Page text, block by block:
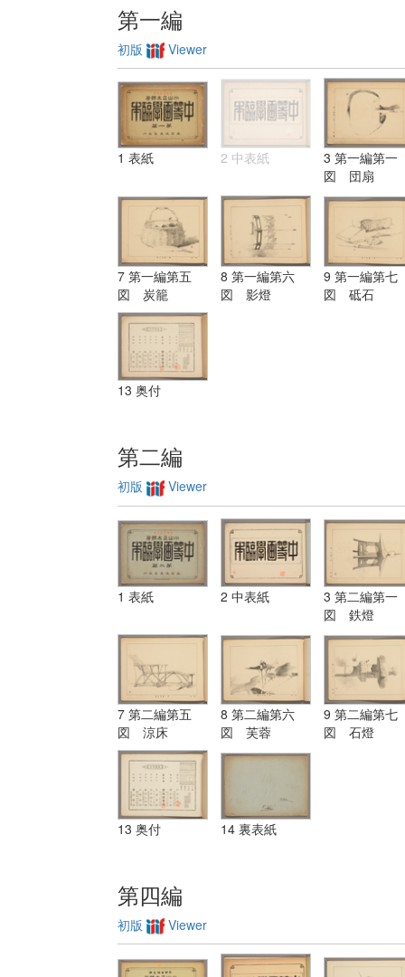
第一編
初版 Viewer
1 表紙 2 中表紙
3 第一編第一
図 団扇
7 第一編第五
図 炭籠
8 第一編第六
図 影燈
9 第一編第七
図 砥石
13 奥付
第二編
初版 Viewer
1 表紙 2 中表紙
3 第二編第一
図 鉄燈
7 第二編第五
図 涼床
8 第二編第六
図 芙蓉
9 第二編第七
図 石燈
13 奥付 14 裏表紙
第四編
初版 Viewer